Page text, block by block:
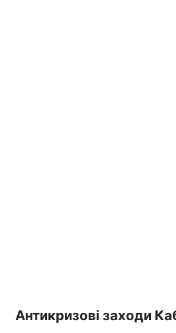
Антикризові заходи